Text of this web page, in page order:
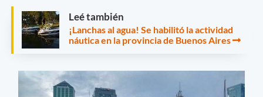
Leé también
¡Lanchas al agua! Se habilitó la actividad
náutica en la provincia de Buenos Aires